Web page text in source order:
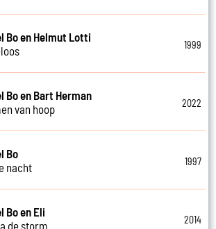
Bo en Helmut Lotti
1999
Bo en Bart Herman
van hoop
2022
Bo
nacht
1997
Bo en Eli
de storm
2014